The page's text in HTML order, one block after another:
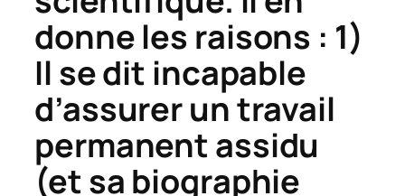
donne les raisons : 1)
Il se dit incapable
d’assurer un travail
permanent assidu
(et sa biographie